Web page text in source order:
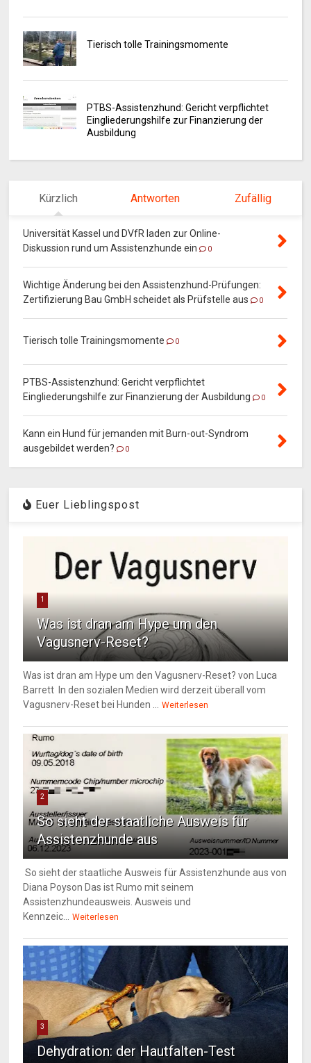
Tierisch tolle Trainingsmomente
PTBS-Assistenzhund: Gericht verpflichtet
Eingliederungshilfe zur Finanzierung der
Ausbildung
Kürzlich Antworten Zufällig
Universität Kassel und DVfR laden zur Online-
Diskussion rund um Assistenzhunde ein
0
Wichtige Änderung bei den Assistenzhund-Prüfungen:
Zertifizierung Bau GmbH scheidet als Prüfstelle aus
0
Tierisch tolle Trainingsmomente 0
PTBS-Assistenzhund: Gericht verpflichtet
Eingliederungshilfe zur Finanzierung der Ausbildung
0
Kann ein Hund für jemanden mit Burn-out-Syndrom
ausgebildet werden?
0
Euer Lieblingspost
1
Was ist dran am Hype um den
Vagusnerv-Reset?
Was ist dran am Hype um den Vagusnerv-Reset? von Luca
Barrett In den sozialen Medien wird derzeit überall vom
Vagusnerv-Reset bei Hunden ... Weiterlesen
2
So sieht der staatliche Ausweis für
Assistenzhunde aus
So sieht der staatliche Ausweis für Assistenzhunde aus von
Diana Poyson Das ist Rumo mit seinem
Assistenzhundeausweis. Ausweis und
Kennzeic... Weiterlesen
3
Dehydration: der Hautfalten-Test